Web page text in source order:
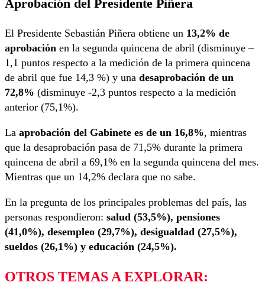
Aprobación del Presidente Piñera
El Presidente Sebastián Piñera obtiene un 13,2% de
aprobación en la segunda quincena de abril (disminuye –
1,1 puntos respecto a la medición de la primera quincena
de abril que fue 14,3 %) y una desaprobación de un
72,8% (disminuye -2,3 puntos respecto a la medición
anterior (75,1%).
La aprobación del Gabinete es de un 16,8%, mientras
que la desaprobación pasa de 71,5% durante la primera
quincena de abril a 69,1% en la segunda quincena del mes.
Mientras que un 14,2% declara que no sabe.
En la pregunta de los principales problemas del país, las
personas respondieron: salud (53,5%), pensiones
(41,0%), desempleo (29,7%), desigualdad (27,5%),
sueldos (26,1%) y educación (24,5%).
OTROS TEMAS A EXPLORAR: